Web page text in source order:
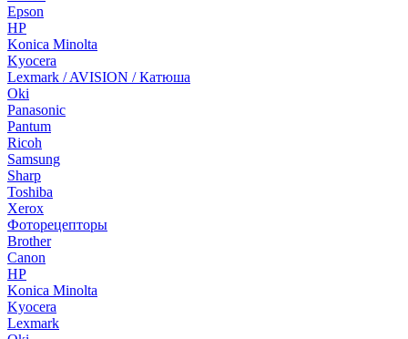
Epson
HP
Konica Minolta
Kyocera
Lexmark / AVISION / Катюша
Oki
Panasonic
Pantum
Ricoh
Samsung
Sharp
Toshiba
Xerox
Фоторецепторы
Brother
Canon
HP
Konica Minolta
Kyocera
Lexmark